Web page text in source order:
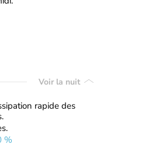
Voir la nuit
rapide des
%